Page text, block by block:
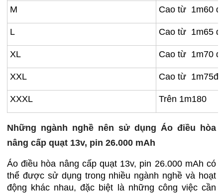
M Cao từ 1m60
L Cao từ 1m65
XL Cao từ 1m70
XXL Cao từ
XXXL Trên 1m180
Những ngành nghề nên sử dụng Áo điều hòa
nâng cấp quạt 13v, pin 26.000 mAh
Áo điều hòa nâng cấp quạt 13v, pin 26.000 mAh có
thể được sử dụng trong nhiều ngành nghề và hoạt
động khác nhau, đặc biệt là những công việc cần